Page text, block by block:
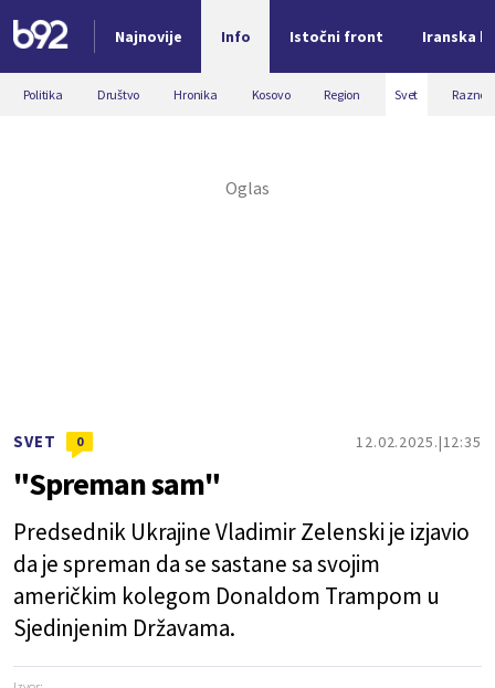
Najnovije Info Istočni front Iranska
Nova vest
Politika Društvo Hronika Kosovo Region Svet Razno
SVET 0 12.02.2025. 12:35
"Spreman sam"
Predsednik Ukrajine Vladimir Zelenski je izjavio
da je spreman da se sastane sa svojim
američkim kolegom Donaldom Trampom u
Sjedinjenim Državama.